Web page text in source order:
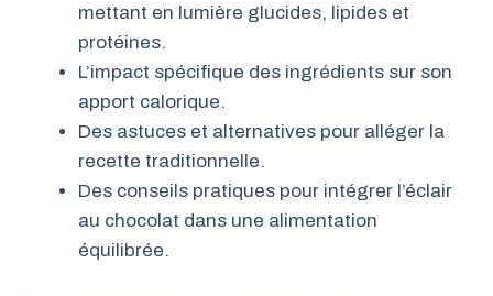
mettant en lumière glucides, lipides et
protéines.
L’impact spécifique des ingrédients sur son
apport calorique.
Des astuces et alternatives pour alléger la
recette traditionnelle.
Des conseils pratiques pour intégrer l’éclair
au chocolat dans une alimentation
équilibrée.